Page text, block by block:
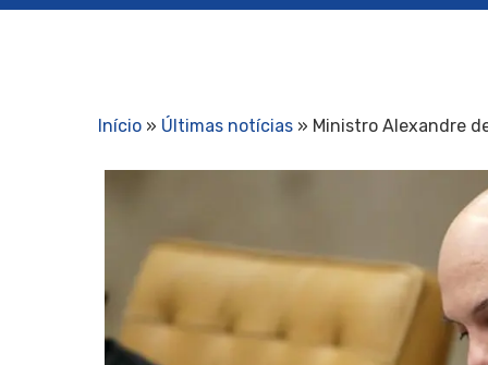
Início » Últimas notícias » Ministro Alexandre